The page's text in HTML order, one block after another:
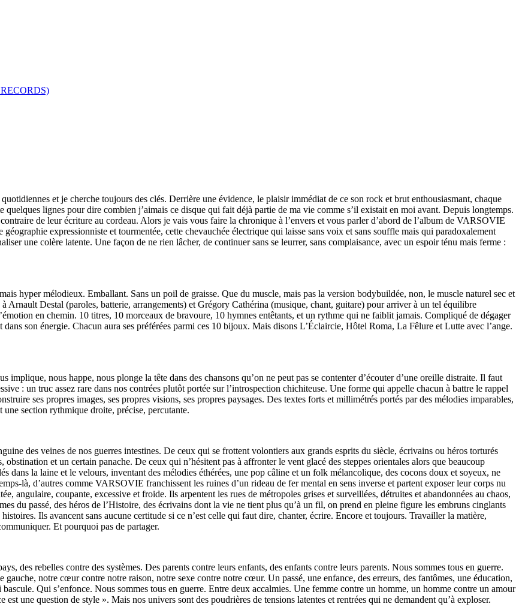
et je cherche toujours des clés. Derrière une évidence, le plaisir immédiat de ce son rock et brut enthousiasmant, chaque
lignes pour dire combien j’aimais ce disque qui fait déjà partie de ma vie comme s’il existait en moi avant. Depuis longtemps.
de leur écriture au cordeau. Alors je vais vous faire la chronique à l’envers et vous parler d’abord de l’album de VARSOVIE
géographie expressionniste et tourmentée, cette chevauchée électrique qui laisse sans voix et sans souffle mais qui paradoxalement
une colère latente. Une façon de ne rien lâcher, de continuer sans se leurrer, sans complaisance, avec un espoir ténu mais ferme :
hyper mélodieux. Emballant. Sans un poil de graisse. Que du muscle, mais pas la version bodybuildée, non, le muscle naturel sec et
Arnault Destal (paroles, batterie, arrangements) et Grégory Cathérina (musique, chant, guitare) pour arriver à un tel équilibre
en chemin. 10 titres, 10 morceaux de bravoure, 10 hymnes entêtants, et un rythme qui ne faiblit jamais. Compliqué de dégager
son énergie. Chacun aura ses préférées parmi ces 10 bijoux. Mais disons L’Éclaircie, Hôtel Roma, La Fêlure et Lutte avec l’ange.
nous happe, nous plonge la tête dans des chansons qu’on ne peut pas se contenter d’écouter d’une oreille distraite. Il faut
: un truc assez rare dans nos contrées plutôt portée sur l’introspection chichiteuse. Une forme qui appelle chacun à battre le rappel
ses propres images, ses propres visions, ses propres paysages. Des textes forts et millimétrés portés par des mélodies imparables,
section rythmique droite, précise, percutante.
des veines de nos guerres intestines. De ceux qui se frottent volontiers aux grands esprits du siècle, écrivains ou héros torturés
et un certain panache. De ceux qui n’hésitent pas à affronter le vent glacé des steppes orientales alors que beaucoup
dans la laine et le velours, inventant des mélodies éthérées, une pop câline et un folk mélancolique, des cocons doux et soyeux, ne
là, d’autres comme VARSOVIE franchissent les ruines d’un rideau de fer mental en sens inverse et partent exposer leur corps nu
angulaire, coupante, excessive et froide. Ils arpentent les rues de métropoles grises et surveillées, détruites et abandonnées au chaos,
du passé, des héros de l’Histoire, des écrivains dont la vie ne tient plus qu’à un fil, on prend en pleine figure les embruns cinglants
Ils avancent sans aucune certitude si ce n’est celle qui faut dire, chanter, écrire. Encore et toujours. Travailler la matière,
Et pourquoi pas de partager.
des rebelles contre des systèmes. Des parents contre leurs enfants, des enfants contre leurs parents. Nous sommes tous en guerre.
notre cœur contre notre raison, notre sexe contre notre cœur. Un passé, une enfance, des erreurs, des fantômes, une éducation,
Qui s’enfonce. Nous sommes tous en guerre. Entre deux accalmies. Une femme contre un homme, un homme contre un amour
une question de style ». Mais nos univers sont des poudrières de tensions latentes et rentrées qui ne demandent qu’à exploser.